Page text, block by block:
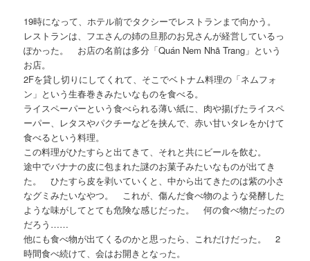
19時になって、ホテル前でタクシーでレストランまで向かう。
レストランは、フエさんの姉の旦那のお兄さんが経営しているっ
ぽかった。 お店の名前は多分「Quán Nem Nhã Trang」という
お店。
2Fを貸し切りにしてくれて、そこでベトナム料理の「ネムフォ
ン」という生春巻きみたいなものを食べる。
ライスペーパーという食べられる薄い紙に、肉や揚げたライスペ
ーパー、レタスやパクチーなどを挟んで、赤い甘いタレをかけて
食べるという料理。
この料理がひたすらと出てきて、それと共にビールを飲む。
途中でバナナの皮に包まれた謎のお菓子みたいなものが出てき
た。 ひたすら皮を剥いていくと、中から出てきたのは紫の小さ
なグミみたいなやつ。 これが、傷んだ食べ物のような発酵した
ような味がしてとても危険な感じだった。 何の食べ物だったの
だろう……
他にも食べ物が出てくるのかと思ったら、これだけだった。 2
時間食べ続けて、会はお開きとなった。